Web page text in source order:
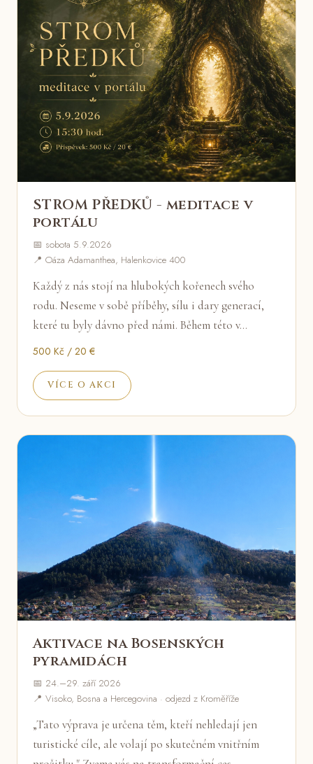
STROM PŘEDKŮ - meditace v
portálu
📅 sobota 5.9.2026
📍 Oáza Adamanthea, Halenkovice 400
Každý z nás stojí na hlubokých kořenech svého
rodu. Neseme v sobě příběhy, sílu i dary generací,
které tu byly dávno před námi. Během této v…
500 Kč / 20 €
VÍCE O AKCI
Aktivace na Bosenských
pyramidách
📅 24.–29. září 2026
📍 Visoko, Bosna a Hercegovina · odjezd z Kroměříže
„Tato výprava je určena těm, kteří nehledají jen
turistické cíle, ale volají po skutečném vnitřním